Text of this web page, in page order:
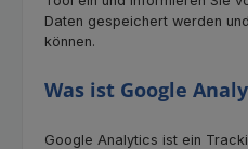
Daten gespeichert werden
können.
Was ist Google
Google Analytics ist ein